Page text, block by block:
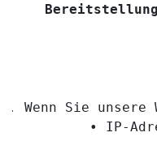
Wenn Sie
• IP-